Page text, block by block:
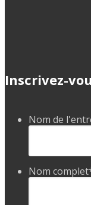
Inscrivez-
Nom de
Nom complet